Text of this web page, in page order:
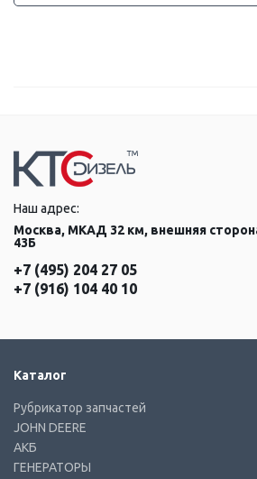
Наш адрес:
Москва, МКАД 32 км, внешняя
43Б
+7 (495) 204 27 05
+7 (916) 104 40 10
Каталог
Рубрикатор запчастей
JOHN DEERE
АКБ
ГЕНЕРАТОРЫ